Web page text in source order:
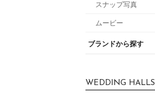
スナップ写真
ムービー
ブランドから探す
WEDDING HALLS